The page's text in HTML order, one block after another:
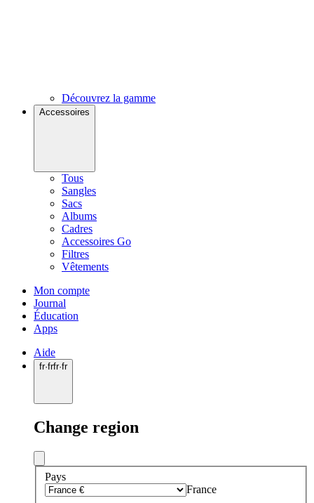
Découvrez la gamme
Accessoires
Tous
Sangles
Sacs
Albums
Cadres
Accessoires Go
Filtres
Vêtements
Mon compte
Journal
Éducation
Apps
Aide
fr·frfr·fr
Change region
Pays
France